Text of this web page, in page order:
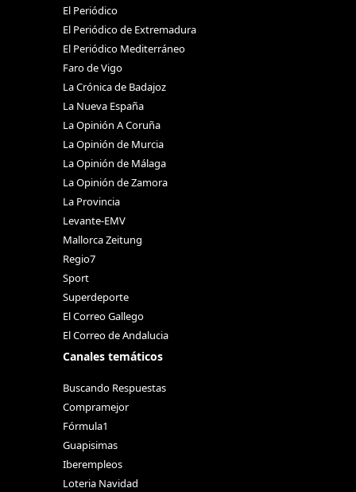
El Periódico
El Periódico de Extremadura
El Periódico Mediterráneo
Faro de Vigo
La Crónica de Badajoz
La Nueva España
La Opinión A Coruña
La Opinión de Murcia
La Opinión de Málaga
La Opinión de Zamora
La Provincia
Levante-EMV
Mallorca Zeitung
Regio7
Sport
Superdeporte
El Correo Gallego
El Correo de Andalucia
Canales temáticos
Buscando Respuestas
Compramejor
Fórmula1
Guapisimas
Iberempleos
Loteria Navidad